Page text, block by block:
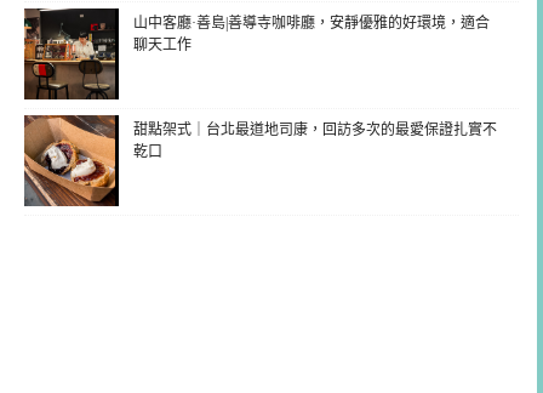
山中客廳·善島|善導寺咖啡廳，安靜優雅的好環境，適合
聊天工作
甜點架式｜台北最道地司康，回訪多次的最愛保證扎實不
乾口